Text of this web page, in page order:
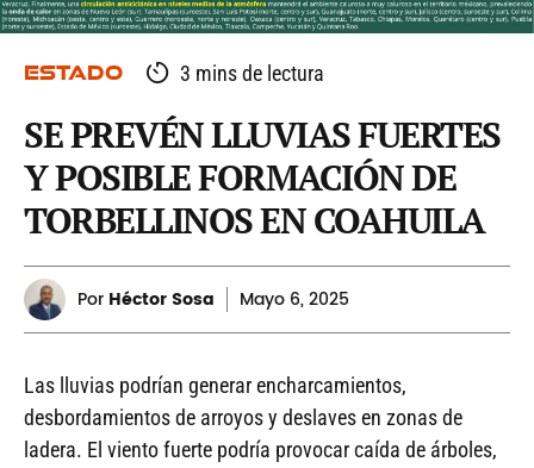
ESTADO 3 mins de lectura
SE PREVÉN LLUVIAS FUERTES
Y POSIBLE FORMACIÓN DE
TORBELLINOS EN COAHUILA
Por Héctor Sosa Mayo 6, 2025
Las lluvias podrían generar encharcamientos,
desbordamientos de arroyos y deslaves en zonas de
ladera. El viento fuerte podría provocar caída de árboles,